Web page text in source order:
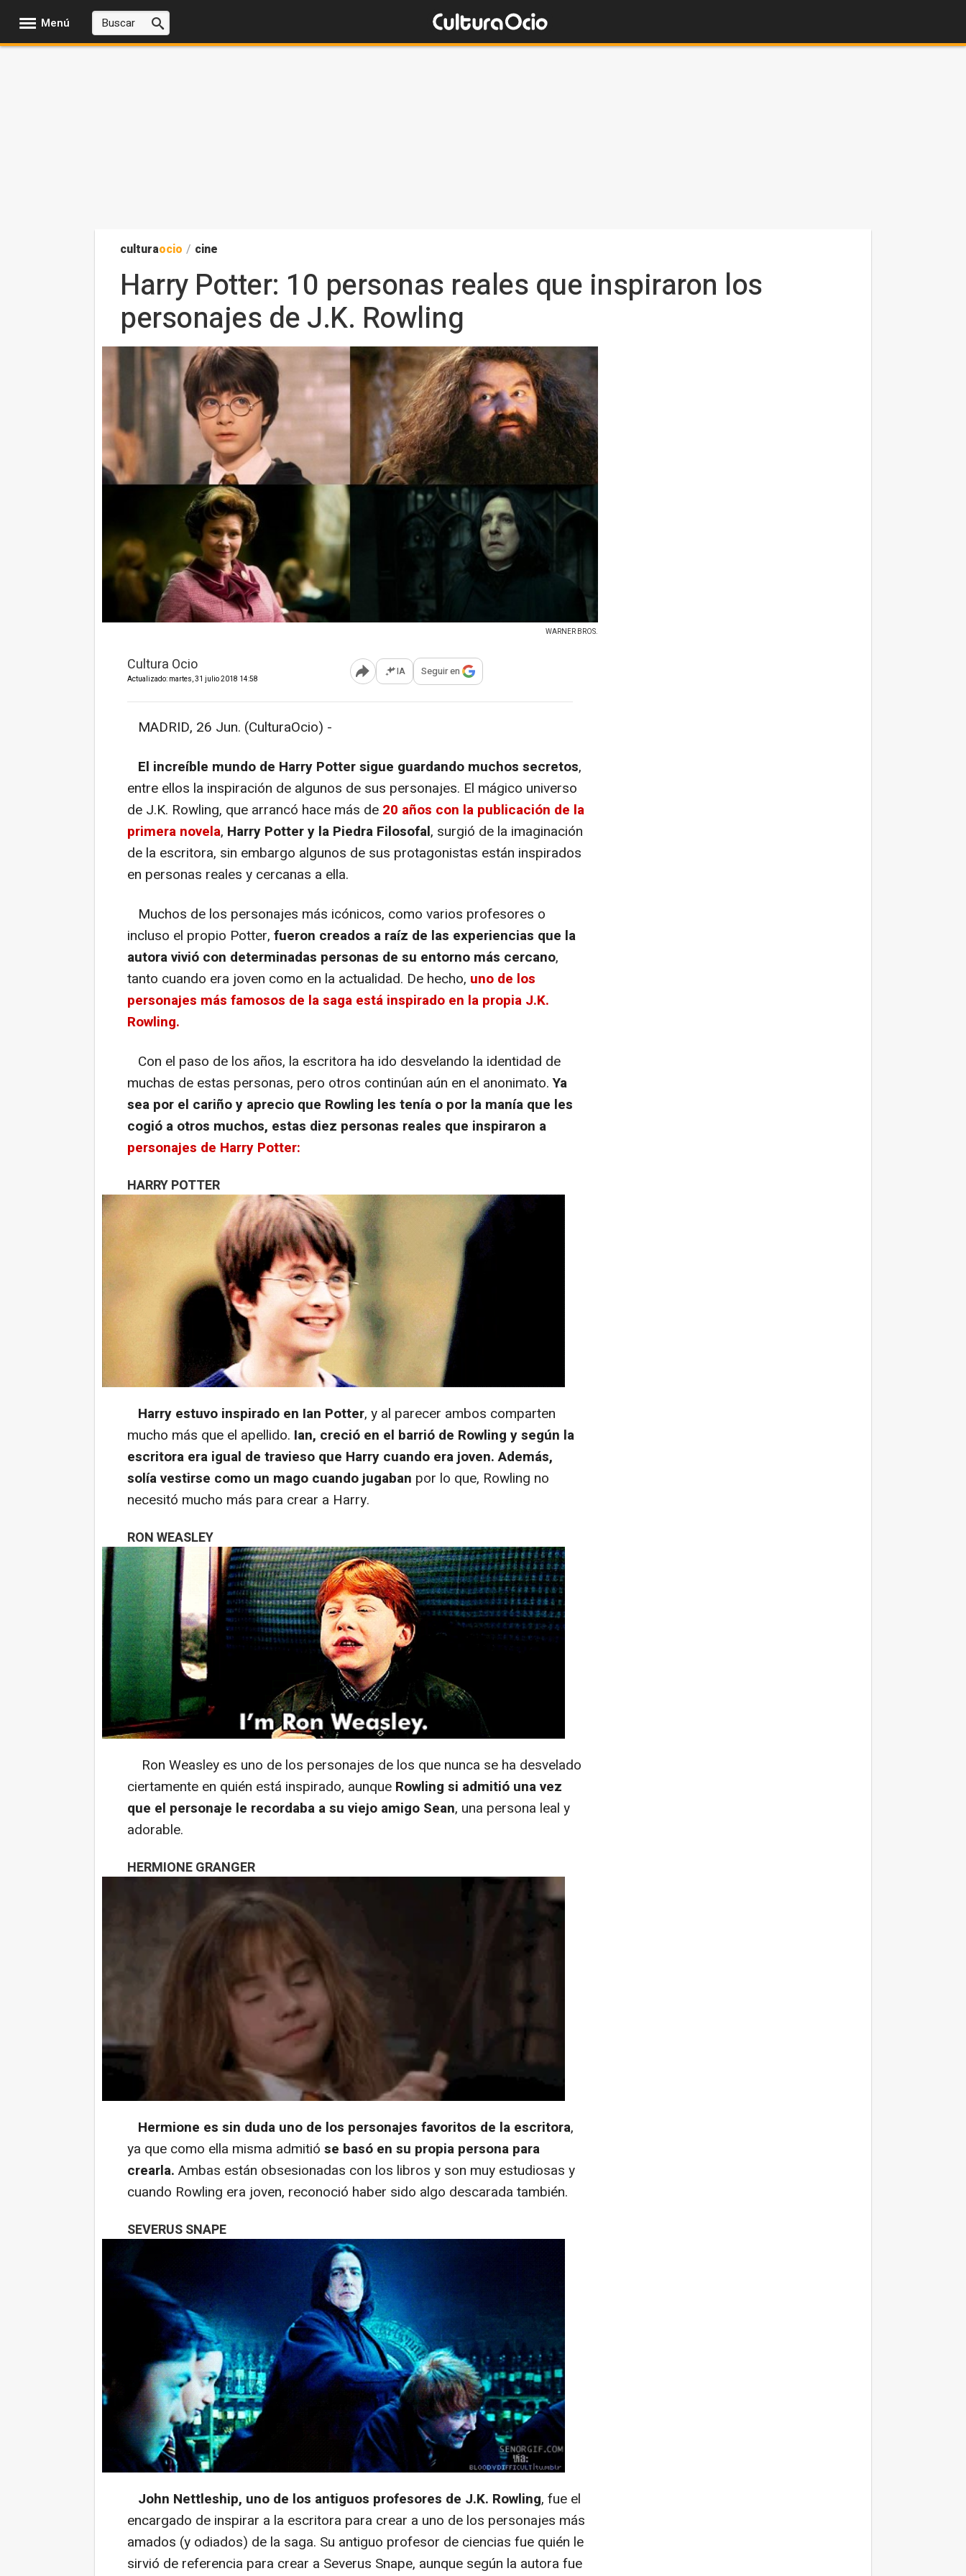
Menú
culturaocio / cine
Harry Potter: 10 personas reales que inspiraron los
personajes de J.K. Rowling
WARNER BROS.
Cultura Ocio
Actualizado: martes, 31 julio 2018 14:58 Abrir opciones para compartir
IA Seguir en
MADRID, 26 Jun. (CulturaOcio) -
El increíble mundo de Harry Potter sigue guardando muchos secretos,
entre ellos la inspiración de algunos de sus personajes. El mágico universo
de J.K. Rowling, que arrancó hace más de 20 años con la publicación de la
primera novela, Harry Potter y la Piedra Filosofal, surgió de la imaginación
de la escritora, sin embargo algunos de sus protagonistas están inspirados
en personas reales y cercanas a ella.
Muchos de los personajes más icónicos, como varios profesores o
incluso el propio Potter, fueron creados a raíz de las experiencias que la
autora vivió con determinadas personas de su entorno más cercano,
tanto cuando era joven como en la actualidad. De hecho, uno de los
personajes más famosos de la saga está inspirado en la propia J.K.
Rowling.
Con el paso de los años, la escritora ha ido desvelando la identidad de
muchas de estas personas, pero otros continúan aún en el anonimato.Ya
sea por el cariño y aprecio que Rowling les tenía o por la manía que les
cogió a otros muchos, estas diez personas reales que inspiraron a
personajes de Harry Potter:
HARRY POTTER
Harry estuvo inspirado en Ian Potter, y al parecer ambos comparten
mucho más que el apellido. Ian, creció en el barrió de Rowling y según la
escritora era igual de travieso que Harry cuando era joven. Además,
solía vestirse como un mago cuando jugaban por lo que, Rowling no
necesitó mucho más para crear a Harry.
RON WEASLEY
Ron Weasley es uno de los personajes de los que nunca se ha desvelado
ciertamente en quién está inspirado, aunque Rowling si admitió una vez
que el personaje le recordaba a su viejo amigo Sean, una persona leal y
adorable.
HERMIONE GRANGER
Hermione es sin duda uno de los personajes favoritos de la escritora,
ya que como ella misma admitió se basó en su propia persona para
crearla. Ambas están obsesionadas con los libros y son muy estudiosas y
cuando Rowling era joven, reconoció haber sido algo descarada también.
SEVERUS SNAPE
John Nettleship, uno de los antiguos profesores de J.K. Rowling, fue el
encargado de inspirar a la escritora para crear a uno de los personajes más
amados (y odiados) de la saga. Su antiguo profesor de ciencias fue quién le
sirvió de referencia para crear a Severus Snape, aunque según la autora fue